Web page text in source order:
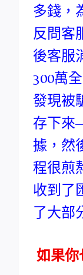
多錢，
反問客
後客服
300萬
發現被
存下來
據，然
程很煎
收到了
了大部
如果你